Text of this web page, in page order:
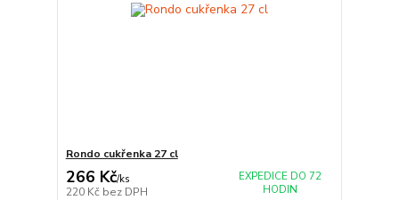
Rondo cukřenka 27 cl
266 Kč/ks
220 Kč bez DPH
EXPEDICE DO 72
HODIN